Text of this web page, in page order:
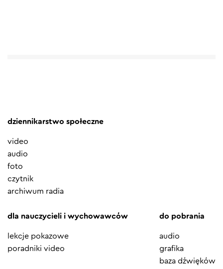
dziennikarstwo społeczne
video
audio
foto
czytnik
archiwum radia
dla nauczycieli i wychowawców
lekcje pokazowe
poradniki video
do pobrania
audio
grafika
baza dźwięków